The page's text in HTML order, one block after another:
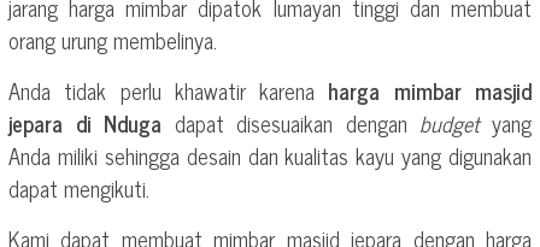
jarang harga mimbar dipatok lumayan tinggi dan membuat
orang urung membelinya.
Anda tidak perlu khawatir karena harga mimbar masjid
jepara di Nduga dapat disesuaikan dengan budgetyang
Anda miliki sehingga desain dan kualitas kayu yang digunakan
dapat mengikuti.
Kami dapat membuat mimbar masjid jepara dengan harga